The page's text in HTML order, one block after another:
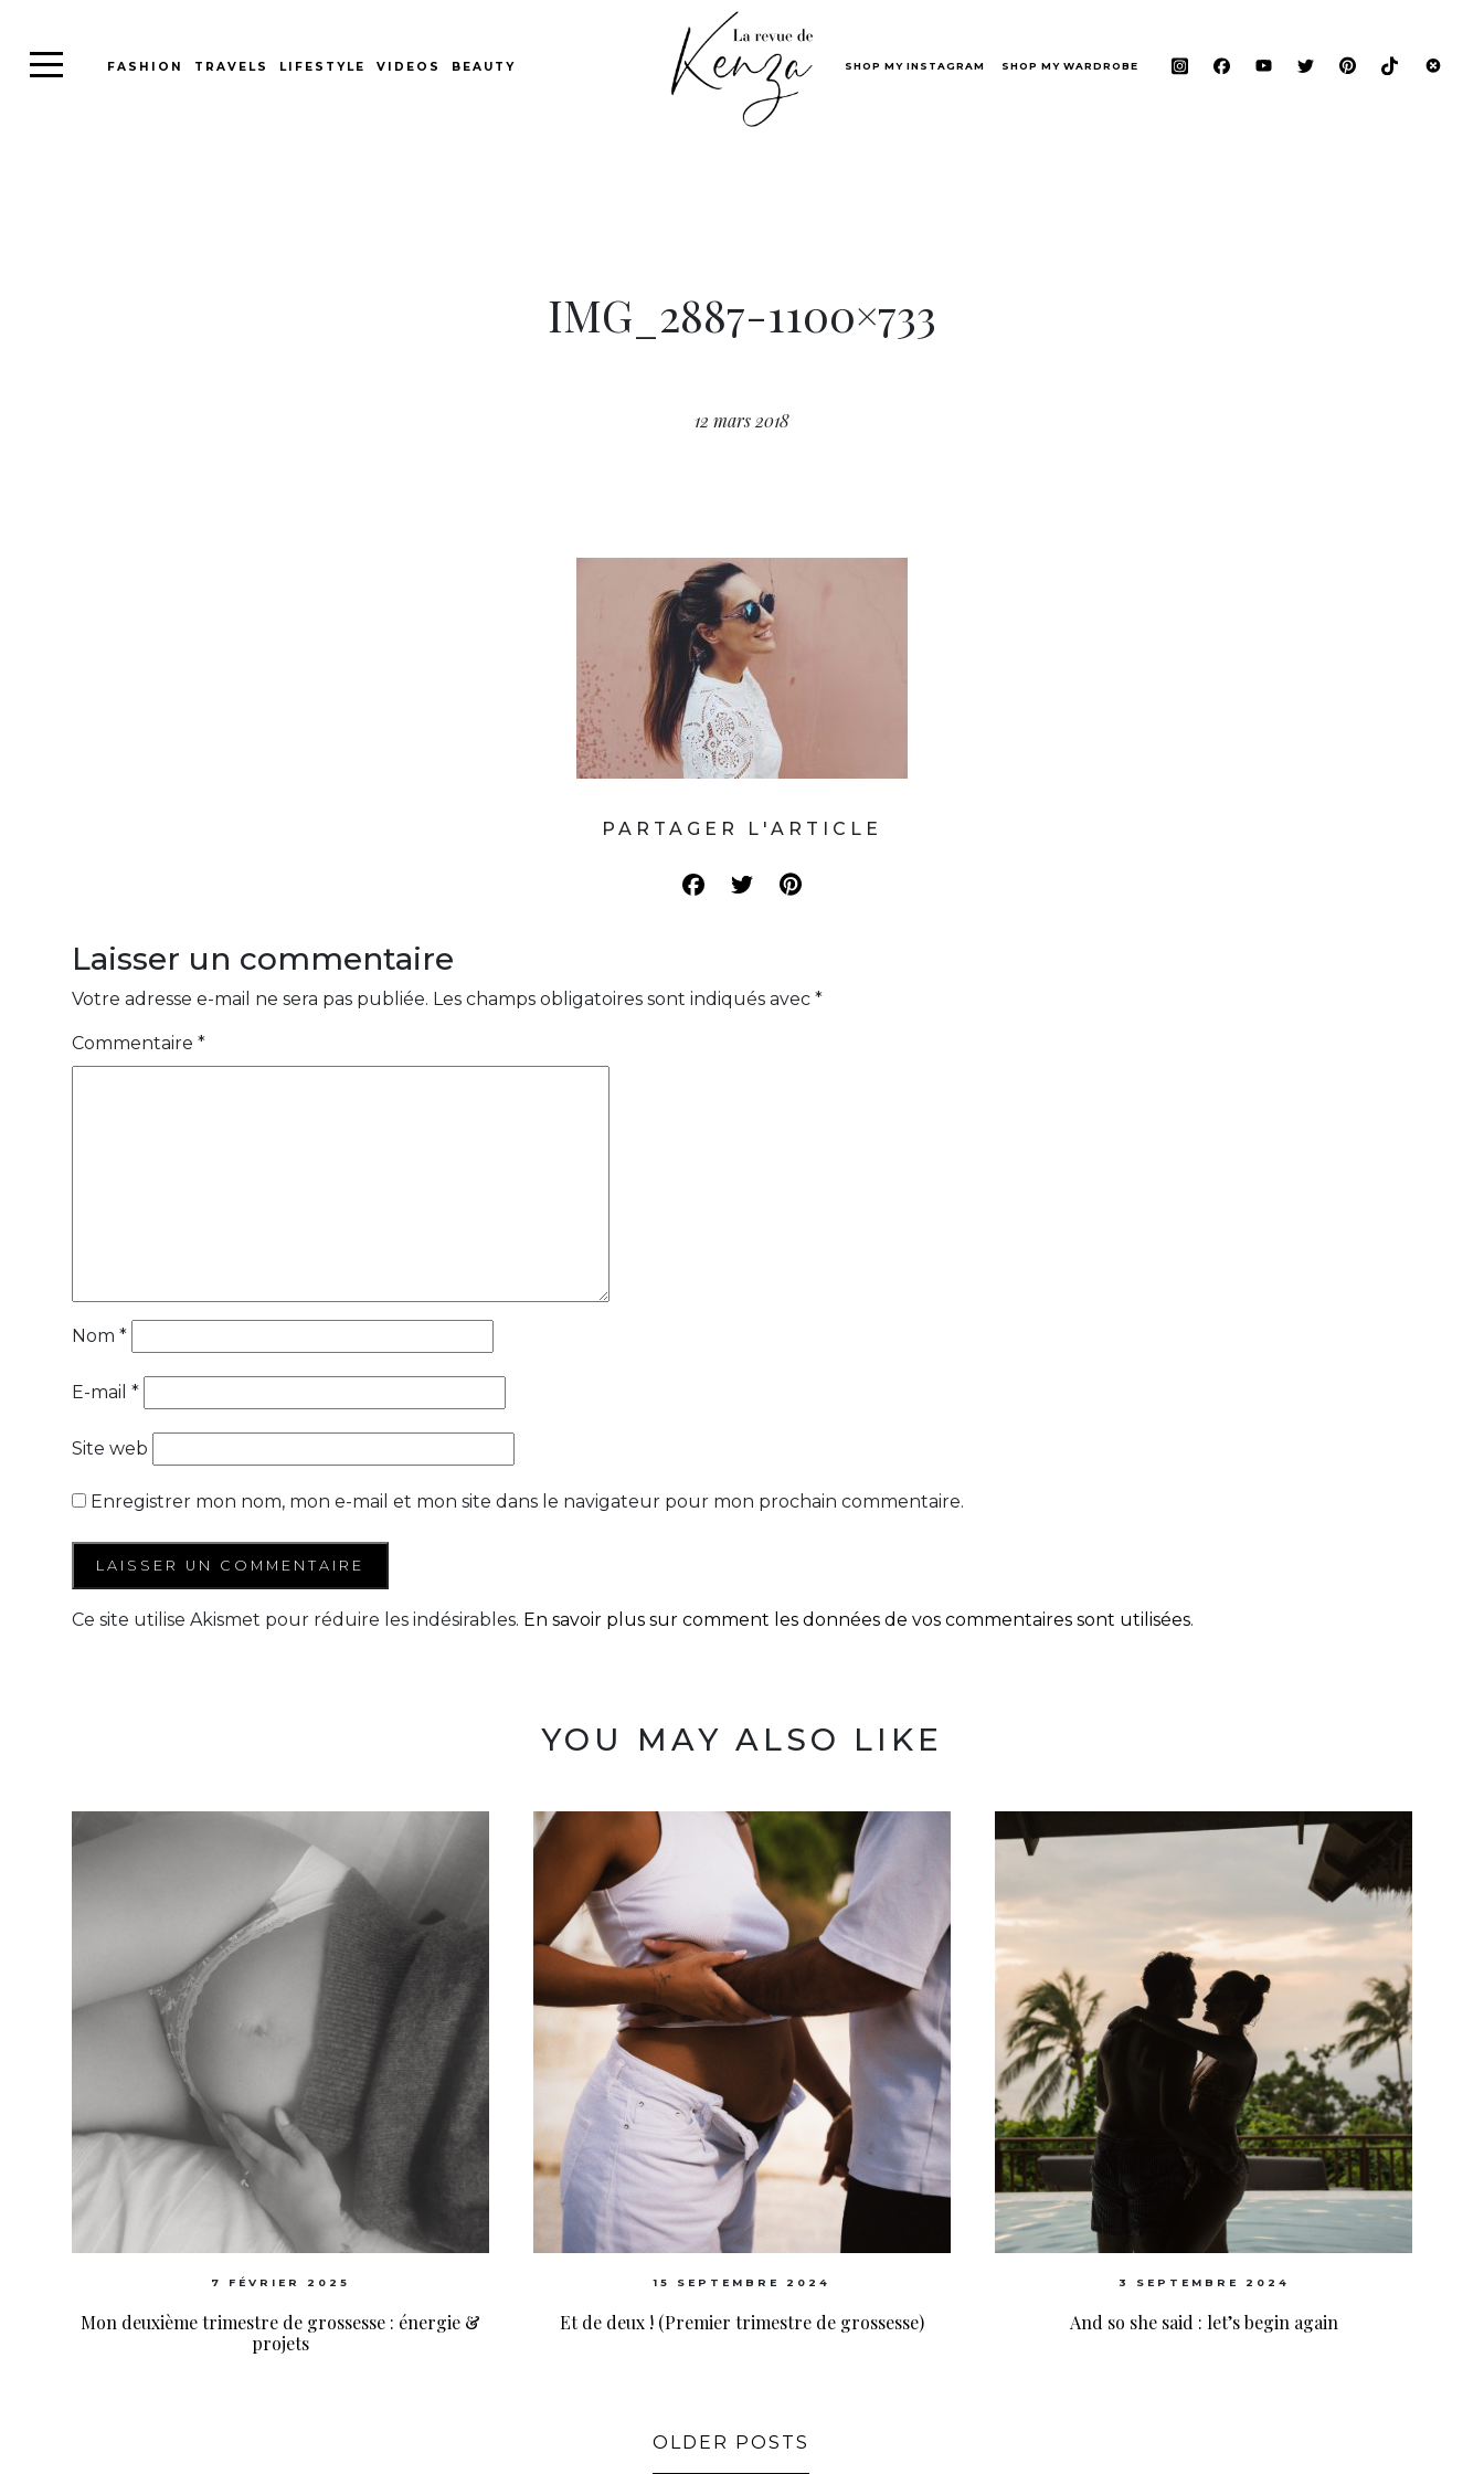
FASHION TRAVELS LIFESTYLE VIDEOS BEAUTY SHOP MY INSTAGRAM SHOP MY WARDROBE
IMG_2887-1100×733
12 mars 2018
PARTAGER L'ARTICLE
Laisser un commentaire
Votre adresse e-mail ne sera pas publiée. Les champs obligatoires sont indiqués avec *
Commentaire *
Nom *
E-mail *
Site web
Enregistrer mon nom, mon e-mail et mon site dans le navigateur pour mon prochain commentaire.
Ce site utilise Akismet pour réduire les indésirables. En savoir plus sur comment les données de vos commentaires sont utilisées.
YOU MAY ALSO LIKE
7 FÉVRIER 2025
Mon deuxième trimestre de grossesse : énergie &
projets
15 SEPTEMBRE 2024
Et de deux ! (Premier trimestre de grossesse)
3 SEPTEMBRE 2024
And so she said : let’s begin again
OLDER POSTS